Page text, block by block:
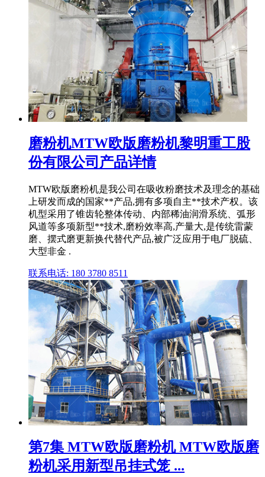
磨粉机MTW欧版磨粉机黎明重工股
份有限公司产品详情
MTW欧版磨粉机是我公司在吸收粉磨技术及理念的基础
上研发而成的国家**产品,拥有多项自主**技术产权。该
机型采用了锥齿轮整体传动、内部稀油润滑系统、弧形
风道等多项新型**技术,磨粉效率高,产量大,是传统雷蒙
磨、摆式磨更新换代替代产品,被广泛应用于电厂脱硫、
大型非金 .
联系电话: 180 3780 8511
第7集 MTW欧版磨粉机 MTW欧版磨
粉机采用新型吊挂式笼 ...